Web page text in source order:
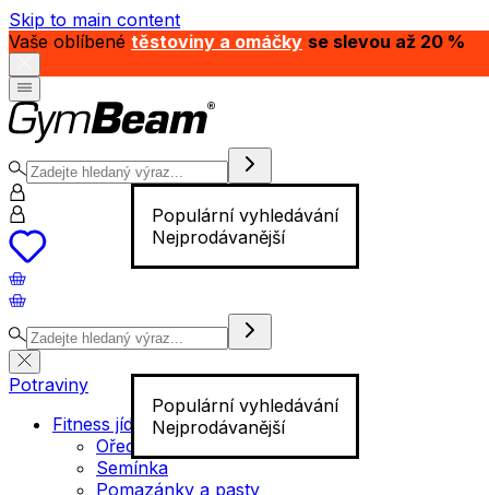
Skip to main content
Vaše oblíbené těstoviny a omáčky se slevou až 20 %
Populární vyhledávání
Nejprodávanější
Populární vyhledávání
Nejprodávanější
Potraviny
Fitness jídlo
Ořechy
Semínka
Pomazánky a pasty